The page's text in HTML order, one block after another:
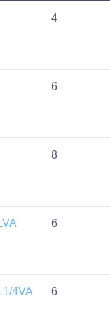
4
6
8
6
4VA 6